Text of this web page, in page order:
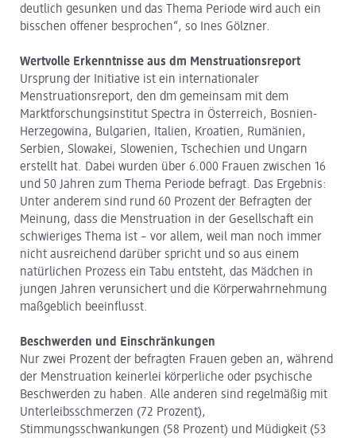
deutlich gesunken und das Thema Periode wird auch ein
bisschen offener besprochen“, so Ines Gölzner.
Wertvolle Erkenntnisse aus dm Menstruationsreport
Ursprung der Initiative ist ein internationaler
Menstruationsreport, den dm gemeinsam mit dem
Marktforschungsinstitut Spectra in Österreich, Bosnien-
Herzegowina, Bulgarien, Italien, Kroatien, Rumänien,
Serbien, Slowakei, Slowenien, Tschechien und Ungarn
erstellt hat. Dabei wurden über 6.000 Frauen zwischen 16
und 50 Jahren zum Thema Periode befragt. Das Ergebnis:
Unter anderem sind rund 60 Prozent der Befragten der
Meinung, dass die Menstruation in der Gesellschaft ein
schwieriges Thema ist – vor allem, weil man noch immer
nicht ausreichend darüber spricht und so aus einem
natürlichen Prozess ein Tabu entsteht, das Mädchen in
jungen Jahren verunsichert und die Körperwahrnehmung
maßgeblich beeinflusst.
Beschwerden und Einschränkungen
Nur zwei Prozent der befragten Frauen geben an, während
der Menstruation keinerlei körperliche oder psychische
Beschwerden zu haben. Alle anderen sind regelmäßig mit
Unterleibsschmerzen (72 Prozent),
Stimmungsschwankungen (58 Prozent) und Müdigkeit (53